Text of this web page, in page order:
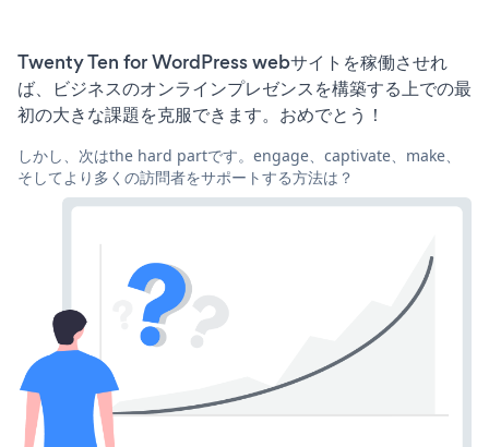
Twenty Ten for WordPress webサイトを稼働させれ
ば、ビジネスのオンラインプレゼンスを構築する上での最
初の大きな課題を克服できます。おめでとう！
しかし、次はthe hard partです。engage、captivate、make、
そしてより多くの訪問者をサポートする方法は？